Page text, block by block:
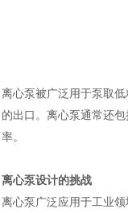
离心泵被广泛用于泵取
的出口。离心泵通常还包
率。
离心泵设计的挑战
离心泵广泛应用于工业领